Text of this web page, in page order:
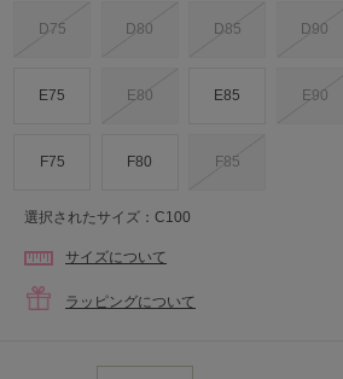
D75 D80 D85 D90
E75 E80 E85 E90
F75 F80 F85
選択されたサイズ：C100
サイズについて
ラッピングについて